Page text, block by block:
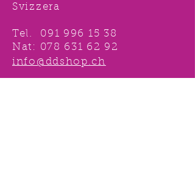
Svizzera
Tel. 091 996 15 38
Nat: 078 631 62 92
info@ddshop.ch